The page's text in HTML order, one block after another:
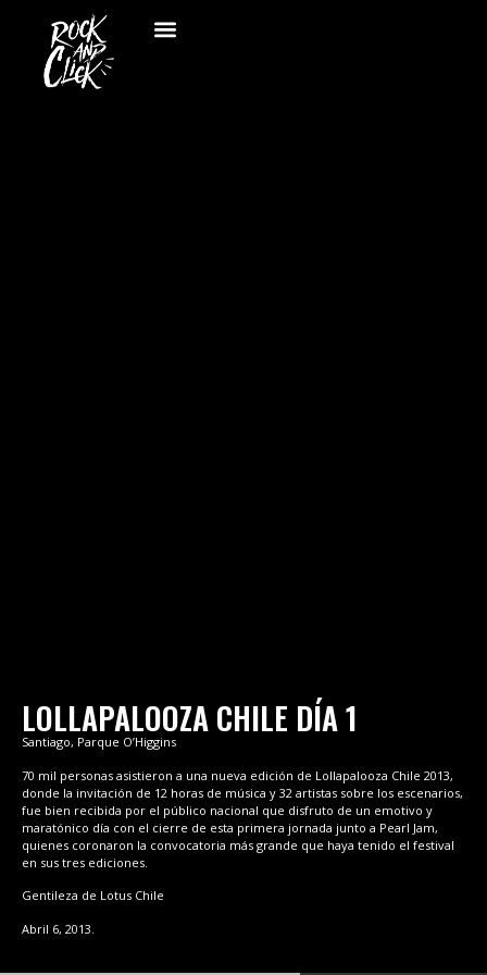
LOLLAPALOOZA CHILE DÍA 1
Santiago, Parque O’Higgins
70 mil personas asistieron a una nueva edición de Lollapalooza Chile 2013,
donde la invitación de 12 horas de música y 32 artistas sobre los escenarios,
fue bien recibida por el público nacional que disfruto de un emotivo y
maratónico día con el cierre de esta primera jornada junto a Pearl Jam,
quienes coronaron la convocatoria más grande que haya tenido el festival
en sus tres ediciones.
Gentileza de Lotus Chile
Abril 6, 2013.